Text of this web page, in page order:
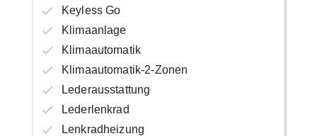
Keyless Go
Klimaanlage
Klimaautomatik
Klimaautomatik-2-Zonen
Lederausstattung
Lederlenkrad
Lenkradheizung